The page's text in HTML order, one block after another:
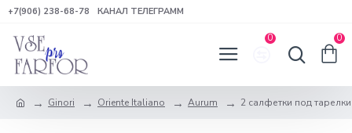
+7(906) 238-68-78 КАНАЛ ТЕЛЕГРАММ
0 0
Ginori Oriente Italiano Aurum 2 салфетки под